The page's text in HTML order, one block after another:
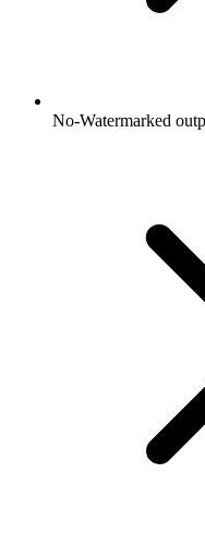
No-Watermarked